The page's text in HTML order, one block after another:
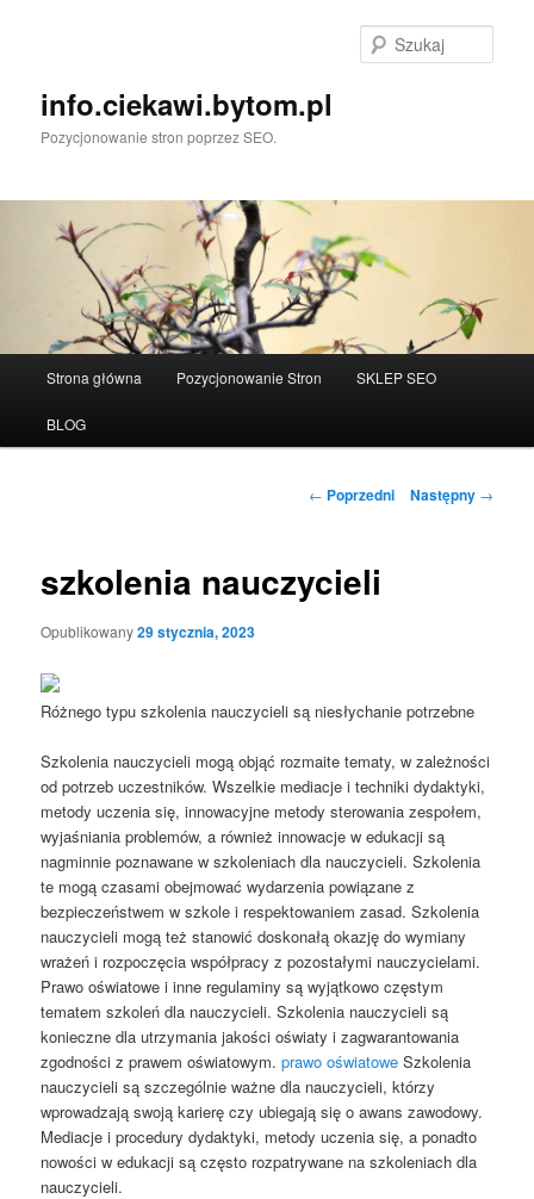
info.ciekawi.bytom.pl
Pozycjonowanie stron poprzez SEO.
Strona główna Pozycjonowanie Stron SKLEP SEO
BLOG
Nawigacja
← Poprzedni Następny →
szkolenia nauczycieli
Opublikowany29 stycznia, 2023
Różnego typu szkolenia nauczycieli są niesłychanie potrzebne
Szkolenia nauczycieli mogą objąć rozmaite tematy, w zależności
od potrzeb uczestników. Wszelkie mediacje i techniki dydaktyki,
metody uczenia się, innowacyjne metody sterowania zespołem,
wyjaśniania problemów, a również innowacje w edukacji są
nagminnie poznawane w szkoleniach dla nauczycieli. Szkolenia
te mogą czasami obejmować wydarzenia powiązane z
bezpieczeństwem w szkole i respektowaniem zasad. Szkolenia
nauczycieli mogą też stanowić doskonałą okazję do wymiany
wrażeń i rozpoczęcia współpracy z pozostałymi nauczycielami.
Prawo oświatowe i inne regulaminy są wyjątkowo częstym
tematem szkoleń dla nauczycieli. Szkolenia nauczycieli są
konieczne dla utrzymania jakości oświaty i zagwarantowania
zgodności z prawem oświatowym.prawo oświatowe Szkolenia
nauczycieli są szczególnie ważne dla nauczycieli, którzy
wprowadzają swoją karierę czy ubiegają się o awans zawodowy.
Mediacje i procedury dydaktyki, metody uczenia się, a ponadto
nowości w edukacji są często rozpatrywane na szkoleniach dla
nauczycieli.